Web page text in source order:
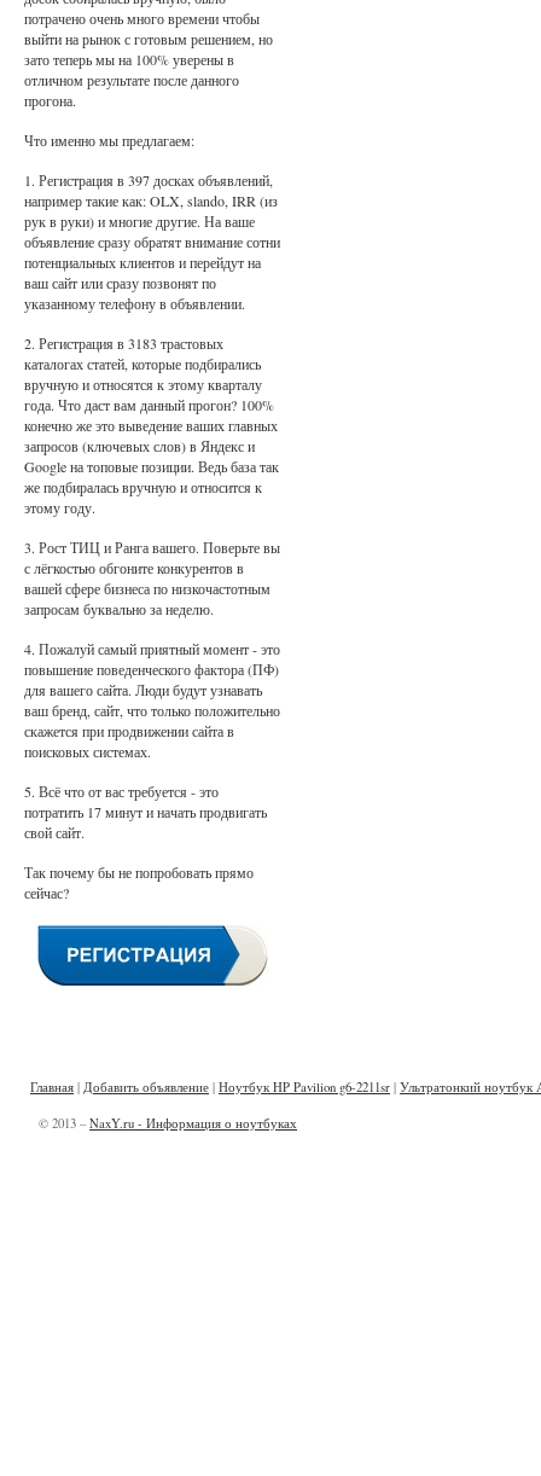
потрачено очень много времени чтобы
выйти на рынок с готовым решением, но
зато теперь мы на 100% уверены в
отличном результате после данного
прогона.
Что именно мы предлагаем:
1. Регистрация в 397 досках объявлений,
например такие как: OLX, slando, IRR (из
рук в руки) и многие другие. На ваше
объявление сразу обратят внимание сотни
потенциальных клиентов и перейдут на
ваш сайт или сразу позвонят по
указанному телефону в объявлении.
2. Регистрация в 3183 трастовых
каталогах статей, которые подбирались
вручную и относятся к этому кварталу
года. Что даст вам данный прогон? 100%
конечно же это выведение ваших главных
запросов (ключевых слов) в Яндекс и
Google на топовые позиции. Ведь база так
же подбиралась вручную и относится к
этому году.
3. Рост ТИЦ и Ранга вашего. Поверьте вы
с лёгкостью обгоните конкурентов в
вашей сфере бизнеса по низкочастотным
запросам буквально за неделю.
4. Пожалуй самый приятный момент - это
повышение поведенческого фактора (ПФ)
для вашего сайта. Люди будут узнавать
ваш бренд, сайт, что только положительно
скажется при продвижении сайта в
поисковых системах.
5. Всё что от вас требуется - это
потратить 17 минут и начать продвигать
свой сайт.
Так почему бы не попробовать прямо
сейчас?
Главная | Добавить объявление | Ноутбук HP Pavilion g6-2211sr | Ультратонкий ноутбук
© 2013 –NaxY.ru - Информация о ноутбуках